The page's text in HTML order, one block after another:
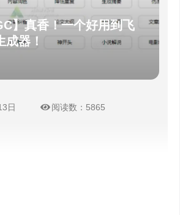
】真香！一个好用到飞
成器！
日 阅读数：5865